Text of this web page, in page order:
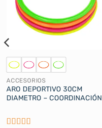
ACCESORIOS
ARO DEPORTIVO 30CM
DIAMETRO – COORDINACIÓN